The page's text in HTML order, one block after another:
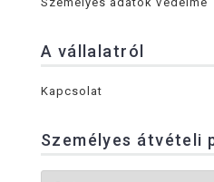
A vállalatról
Kapcsolat
Személyes átvételi